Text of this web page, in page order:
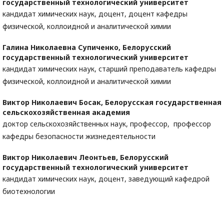
государственный технологический университет
кандидат химических наук, доцент, доцент кафедры
физической, коллоидной и аналитической химии
Галина Николаевна Супиченко, Белорусский
государственный технологический университет
кандидат химических наук, старший преподаватель кафедры
физической, коллоидной и аналитической химии
Виктор Николаевич Босак, Белорусская государственная
сельскохозяйственная академия
доктор сельскохозяйственных наук, профессор, профессор
кафедры безопасности жизнедеятельности
Виктор Николаевич Леонтьев, Белорусский
государственный технологический университет
кандидат химических наук, доцент, заведующий кафедрой
биотехнологии